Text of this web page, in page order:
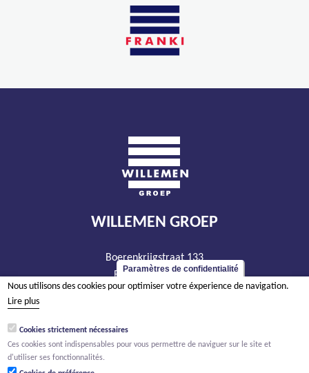
WILLEMEN GROEP
Boerenkrijgstraat 133
BE - 2800 Malines
tél +32 15 569 965
RPM Anvers, département Malines
Paramètres de confidentialité
Nous utilisons des cookies pour optimiser votre éxperience de navigation.
Lire plus
Cookies strictement nécessaires
Ces cookies sont indispensables pour vous permettre de naviguer sur le site et
d'utiliser ses fonctionnalités.